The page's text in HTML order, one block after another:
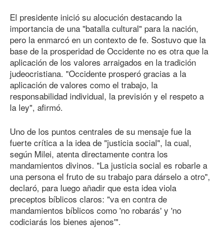
El presidente inició su alocución destacando la
importancia de una "batalla cultural" para la nación,
pero la enmarcó en un contexto de fe. Sostuvo que la
base de la prosperidad de Occidente no es otra que la
aplicación de los valores arraigados en la tradición
judeocristiana. "Occidente prosperó gracias a la
aplicación de valores como el trabajo, la
responsabilidad individual, la previsión y el respeto a
la ley", afirmó.
Uno de los puntos centrales de su mensaje fue la
fuerte crítica a la idea de "justicia social", la cual,
según Milei, atenta directamente contra los
mandamientos divinos. "La justicia social es robarle a
una persona el fruto de su trabajo para dárselo a otro",
declaró, para luego añadir que esta idea viola
preceptos bíblicos claros: "va en contra de
mandamientos bíblicos como 'no robarás' y 'no
codiciarás los bienes ajenos'".